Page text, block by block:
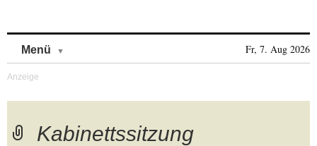
Menü Fr, 7. Aug 2026
Kabinettssitzung